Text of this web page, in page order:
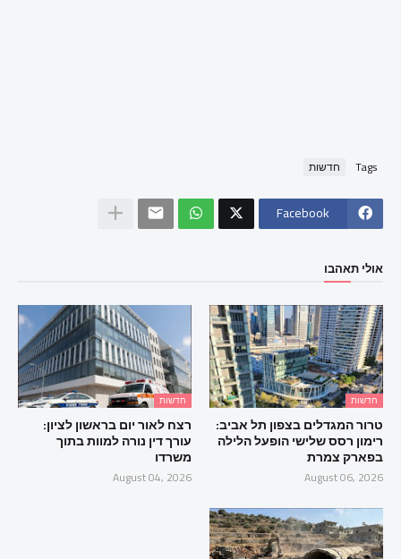
Tags חדשות
Facebook
אולי תאהבו
חדשות
טרור המגדלים בצפון תל אביב:
רימון רסס שלישי הופעל הלילה
בפארק צמרת
August 06, 2026
חדשות
רצח לאור יום בראשון לציון:
עורך דין נורה למוות בתוך
משרדו
August 04, 2026